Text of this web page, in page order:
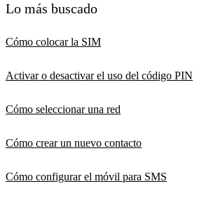
Lo más buscado
Cómo colocar la SIM
Activar o desactivar el uso del código PIN
Cómo seleccionar una red
Cómo crear un nuevo contacto
Cómo configurar el móvil para SMS